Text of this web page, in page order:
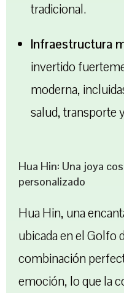
tradicional.
Infraestructura
invertido
moderna,
salud, transporte
Hua Hin: Una joya
personalizado
Hua Hin, una
ubicada en el Golfo
combinación
emoción, lo que la